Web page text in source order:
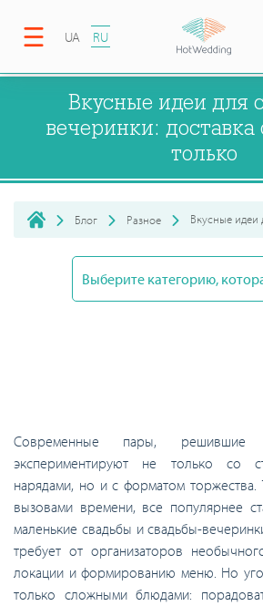
UA RU
Вкусные идеи для
вечеринки:
только
Блог Разное
Современные пары, решившие
экспериментируют не только со
нарядами, но и с форматом торжества.
вызовами времени, все популярнее
маленькие свадьбы и свадьбы-
требует от организаторов
локации и формированию меню. Но
только сложными блюдами:
Выберите категорию,